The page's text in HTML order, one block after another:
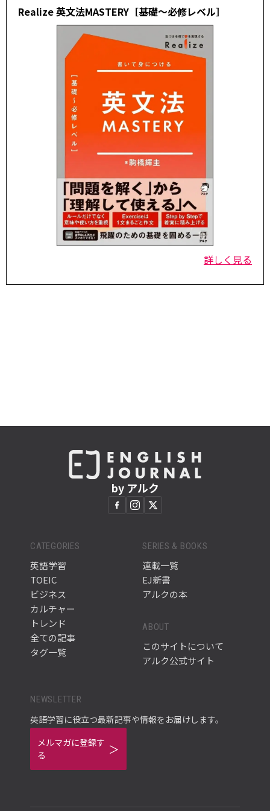
Realize 英文法MASTERY［基礎～必修レベル］
詳しく見る
by アルク
CATEGORIES
英語学習
TOEIC
ビジネス
カルチャー
トレンド
全ての記事
タグ一覧
SERIES & BOOKS
連載一覧
EJ新書
アルクの本
ABOUT
このサイトについて
アルク公式サイト
NEWSLETTER
英語学習に役立つ最新記事や情報をお届けします。
メルマガに登録す
る